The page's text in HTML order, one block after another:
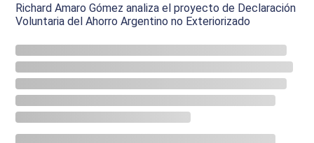
Richard Amaro Gómez analiza el proyecto de Declaración
Voluntaria del Ahorro Argentino no Exteriorizado